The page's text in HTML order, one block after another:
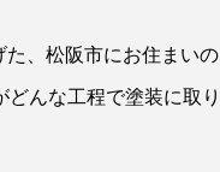
、松阪市にお住まいの
んな工程で塗装に取り